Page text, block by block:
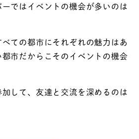
ではイベントの機会が多いのは
ての都市にそれぞれの魅力はあ
市だからこそのイベントの機会
して、友達と交流を深めるのは